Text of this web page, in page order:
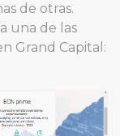
de otras.
una de las
Grand Capital: